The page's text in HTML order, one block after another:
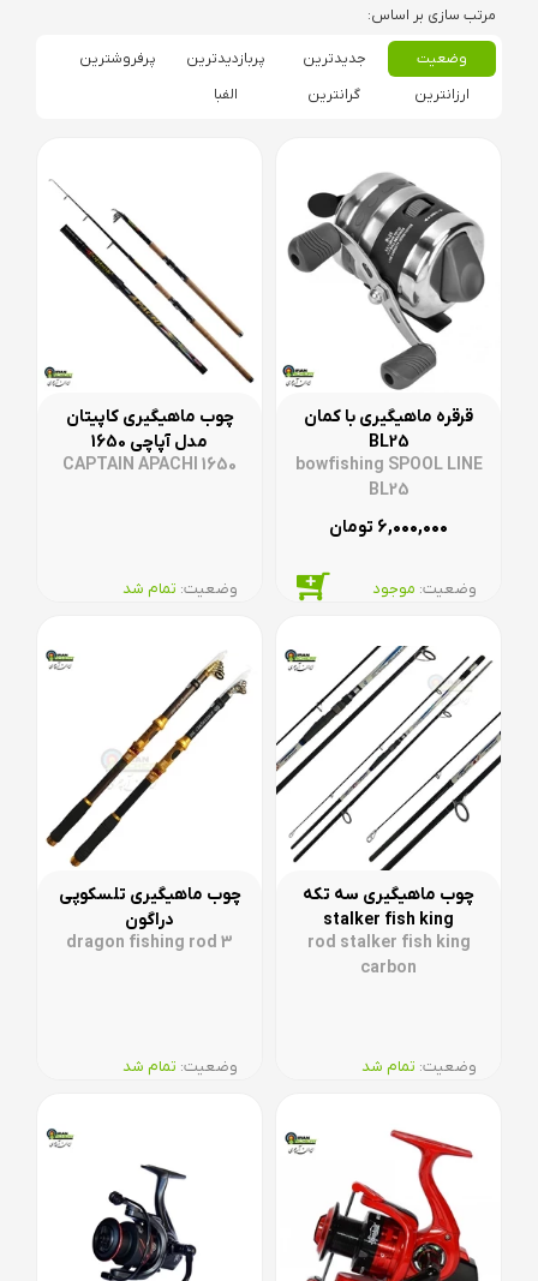
وضعیت جدیدترین پربازدیدترین
پرفروشترین
ارزانترین
گرانترین الفبا
قرقره ماهیگیری با کمان
BL25
bowfishing SPOOL LINE
BL25
۶,۰۰۰,۰۰۰ تومان
وضعیت:‌ موجود
چوب ماهیگیری کاپیتان
مدل آپاچی 1650
CAPTAIN APACHI 1650
وضعیت:‌ تمام شد
چوب ماهیگیری سه تکه
stalker fish king
rod stalker fish king
carbon
وضعیت:‌ تمام شد
چوب ماهیگیری تلسکوپی
دراگون
dragon fishing rod 3
وضعیت:‌ تمام شد